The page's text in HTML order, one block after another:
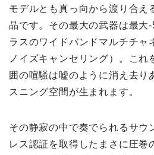
モデルとも真っ向から渡り合
晶です。その最大の武器は最大
ラスのワイドバンドマルチチャ
ノイズキャンセリング）。これ
囲の喧騒は嘘のように消え去り
スニング空間が生まれます。
その静寂の中で奏でられるサウ
レス認証を取得したまさに圧巻